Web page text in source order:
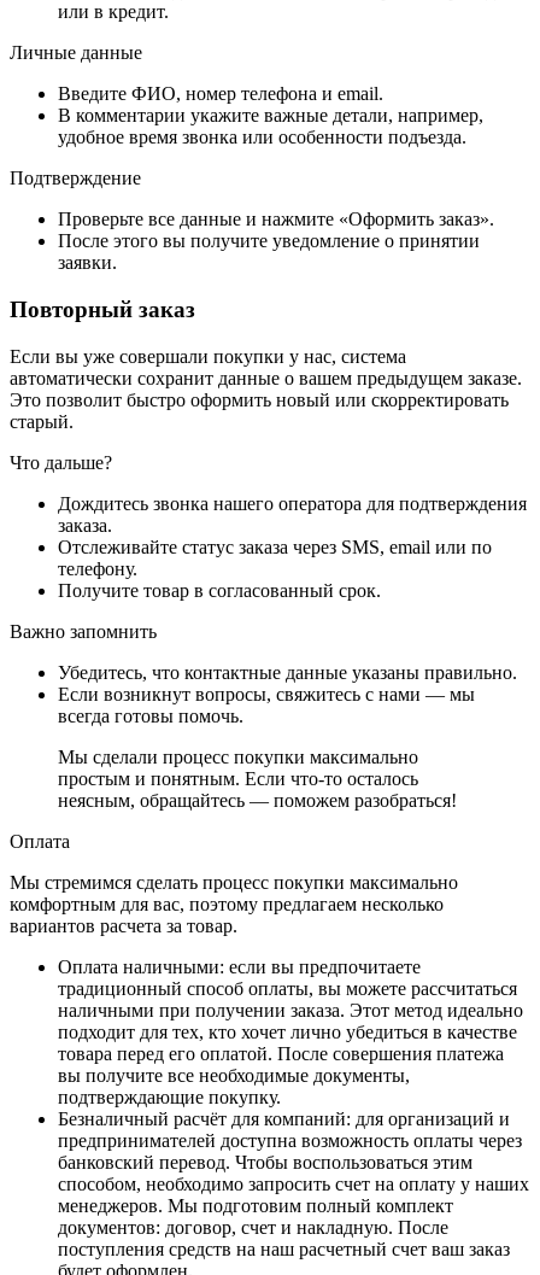
или в кредит.
Личные данные
Введите ФИО, номер телефона и email.
В комментарии укажите важные детали, например,
удобное время звонка или особенности подъезда.
Подтверждение
Проверьте все данные и нажмите «Оформить заказ».
После этого вы получите уведомление о принятии
заявки.
Повторный заказ
Если вы уже совершали покупки у нас, система
автоматически сохранит данные о вашем предыдущем заказе.
Это позволит быстро оформить новый или скорректировать
старый.
Что дальше?
Дождитесь звонка нашего оператора для подтверждения
заказа.
Отслеживайте статус заказа через SMS, email или по
телефону.
Получите товар в согласованный срок.
Важно запомнить
Убедитесь, что контактные данные указаны правильно.
Если возникнут вопросы, свяжитесь с нами — мы
всегда готовы помочь.
Мы сделали процесс покупки максимально
простым и понятным. Если что-то осталось
неясным, обращайтесь — поможем разобраться!
Оплата
Мы стремимся сделать процесс покупки максимально
комфортным для вас, поэтому предлагаем несколько
вариантов расчета за товар.
Оплата наличными: если вы предпочитаете
традиционный способ оплаты, вы можете рассчитаться
наличными при получении заказа. Этот метод идеально
подходит для тех, кто хочет лично убедиться в качестве
товара перед его оплатой. После совершения платежа
вы получите все необходимые документы,
подтверждающие покупку.
Безналичный расчёт для компаний: для организаций и
предпринимателей доступна возможность оплаты через
банковский перевод. Чтобы воспользоваться этим
способом, необходимо запросить счет на оплату у наших
менеджеров. Мы подготовим полный комплект
документов: договор, счет и накладную. После
поступления средств на наш расчетный счет ваш заказ
будет оформлен.